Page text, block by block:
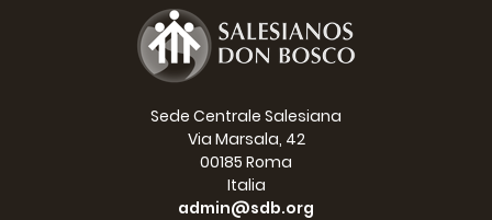
Sede Centrale Salesiana
Via Marsala, 42
00185 Roma
Italia
admin@sdb.org